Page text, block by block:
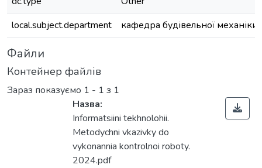
local.subject.department
кафедра будівельної механіки
Файли
Контейнер файлів
Зараз показуємо 1 - 1 з 1
Назва:
Informatsiini tekhnolohii.
Metodychni vkazivky do
vykonannia kontrolnoi roboty.
2024.pdf